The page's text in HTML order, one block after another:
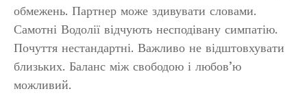
обмежень. Партнер може здивувати словами.
Самотні Водолії відчують несподівану симпатію.
Почуття нестандартні. Важливо не відштовхувати
близьких. Баланс між свободою і любов’ю
можливий.